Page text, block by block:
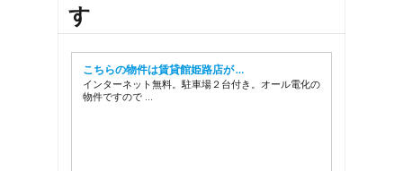
す
こちらの物件は賃貸館姫路店が …
インターネット無料。駐車場２台付き。オール電化の
物件ですので …